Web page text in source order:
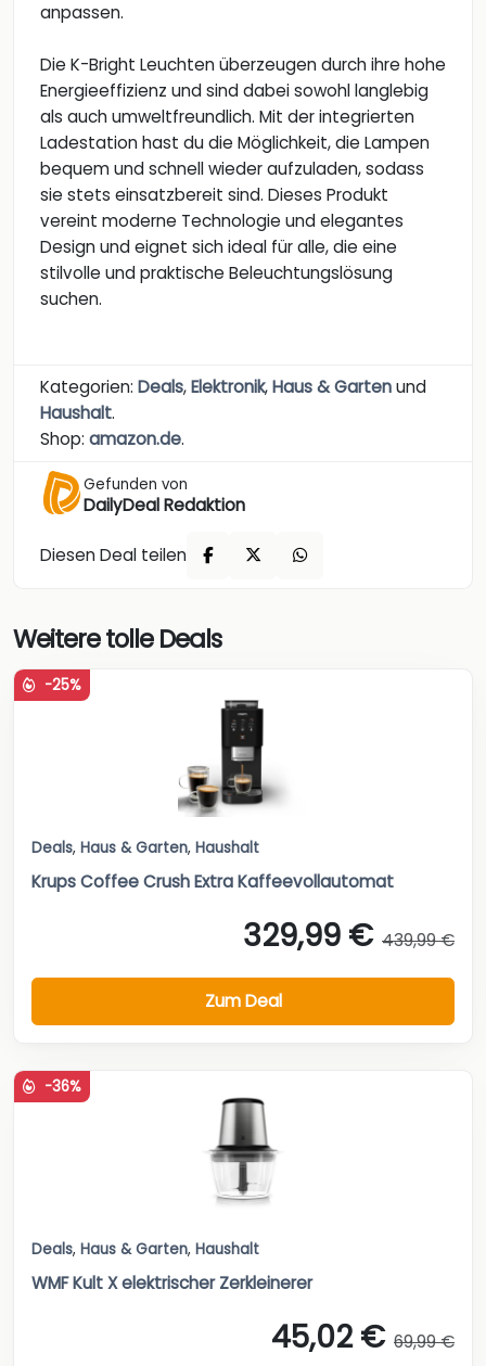
anpassen.
Die K-Bright Leuchten überzeugen durch ihre hohe
Energieeffizienz und sind dabei sowohl langlebig
als auch umweltfreundlich. Mit der integrierten
Ladestation hast du die Möglichkeit, die Lampen
bequem und schnell wieder aufzuladen, sodass
sie stets einsatzbereit sind. Dieses Produkt
vereint moderne Technologie und elegantes
Design und eignet sich ideal für alle, die eine
stilvolle und praktische Beleuchtungslösung
suchen.
Kategorien: Deals,Elektronik,Haus & Gartenund
Haushalt.
Shop: amazon.de.
Gefunden von
DailyDeal Redaktion
Diesen Deal teilen
Weitere tolle Deals
-25%
Deals, Haus & Garten, Haushalt
Krups Coffee Crush Extra Kaffeevollautomat
329,99 € 439,99 €
Zum Deal
-36%
Deals, Haus & Garten, Haushalt
WMF Kult X elektrischer Zerkleinerer
45,02 € 69,99 €